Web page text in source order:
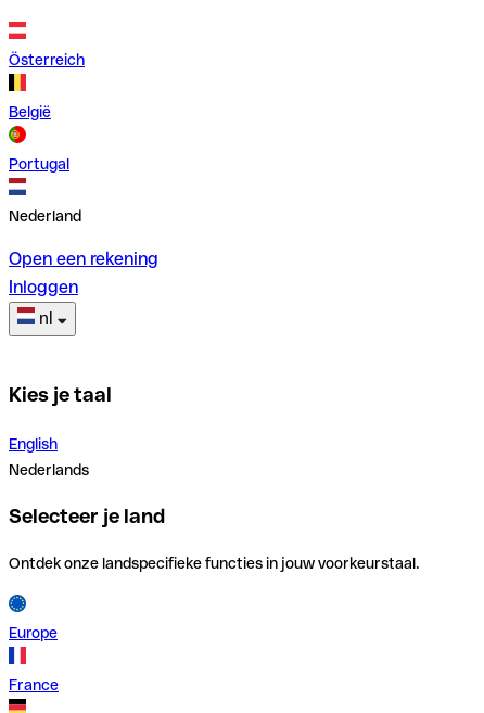
Österreich
België
Portugal
Nederland
Open een rekening
Inloggen
nl
Kies je taal
English
Nederlands
Selecteer je land
Ontdek onze landspecifieke functies in jouw voorkeurstaal.
Europe
France